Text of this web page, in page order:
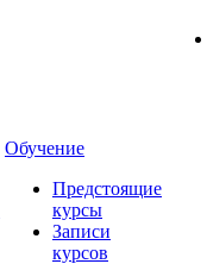
Обучение
Предстоящие
курсы
Записи
курсов